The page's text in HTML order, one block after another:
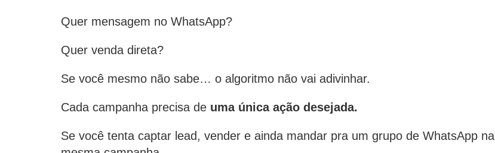
Quer mensagem no WhatsApp?
Quer venda direta?
Se você mesmo não sabe… o algoritmo não vai adivinhar.
Cada campanha precisa de uma única ação desejada.
Se você tenta captar lead, vender e ainda mandar pra um grupo de WhatsApp na